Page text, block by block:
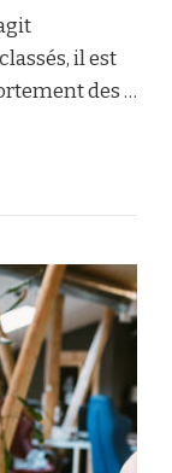
il est
des …